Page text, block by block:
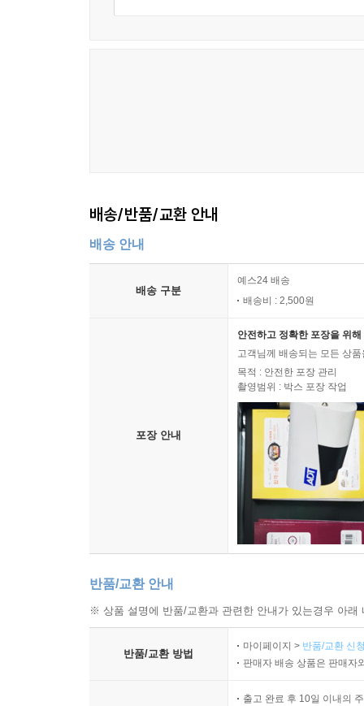
가져야 한다.”(2.22)
않고 일상에서 마음의 평정심을 유지하고 싶은
떠올리며 자기 자신을 재판관 앞에 세우라고 했
배송/반품/교환 안내
배송 안내
배송 구분
예스24 배송
배송비 : 2,500원
포장 안내
안전하고 정확한 포장을 위
고객님께 배송되는 모든 상
목적 : 안전한 포장 관리
촬영범위 : 박스 포장 작업
반품/교환 안내
※ 상품 설명에 반품/교환과 관련한 안내가 있는경우 아
반품/교환 방법
마이페이지 > 반품/교환 신
판매자 배송 상품은 판매자
출고 완료 후 10일 이내의